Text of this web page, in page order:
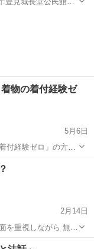
物の着付経験ゼ
5月6日
付経験ゼロ」の方も
人、他の方への着付
2月14日
を重視しながら 無理